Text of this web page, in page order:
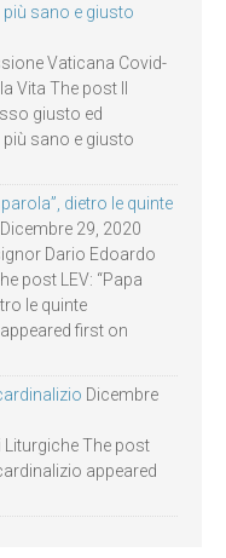
sano e giusto
Vaticana Covid-
Vita The post Il
giusto ed
sano e giusto
dietro le quinte
Dicembre 29, 2020
Dario Edoardo
post LEV: “Papa
le quinte
first on
Dicembre
Liturgiche The post
appeared